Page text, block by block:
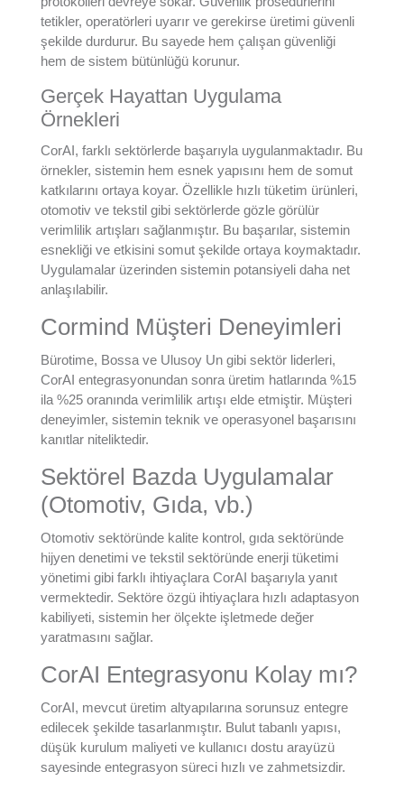
tetikler, operatörleri uyarır ve gerekirse üretimi güvenli
şekilde durdurur. Bu sayede hem çalışan güvenliği
hem de sistem bütünlüğü korunur.
Gerçek Hayattan Uygulama
Örnekleri
CorAI, farklı sektörlerde başarıyla uygulanmaktadır. Bu
örnekler, sistemin hem esnek yapısını hem de somut
katkılarını ortaya koyar. Özellikle hızlı tüketim ürünleri,
otomotiv ve tekstil gibi sektörlerde gözle görülür
verimlilik artışları sağlanmıştır. Bu başarılar, sistemin
esnekliği ve etkisini somut şekilde ortaya koymaktadır.
Uygulamalar üzerinden sistemin potansiyeli daha net
anlaşılabilir.
Cormind Müşteri Deneyimleri
Bürotime, Bossa ve Ulusoy Un gibi sektör liderleri,
CorAI entegrasyonundan sonra üretim hatlarında %15
ila %25 oranında verimlilik artışı elde etmiştir. Müşteri
deneyimler, sistemin teknik ve operasyonel başarısını
kanıtlar niteliktedir.
Sektörel Bazda Uygulamalar
(Otomotiv, Gıda, vb.)
Otomotiv sektöründe kalite kontrol, gıda sektöründe
hijyen denetimi ve tekstil sektöründe enerji tüketimi
yönetimi gibi farklı ihtiyaçlara CorAI başarıyla yanıt
vermektedir. Sektöre özgü ihtiyaçlara hızlı adaptasyon
kabiliyeti, sistemin her ölçekte işletmede değer
yaratmasını sağlar.
CorAI Entegrasyonu Kolay mı?
CorAI, mevcut üretim altyapılarına sorunsuz entegre
edilecek şekilde tasarlanmıştır. Bulut tabanlı yapısı,
düşük kurulum maliyeti ve kullanıcı dostu arayüzü
sayesinde entegrasyon süreci hızlı ve zahmetsizdir.